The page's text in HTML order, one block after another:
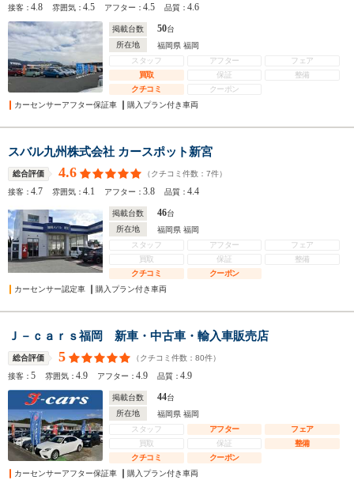
接客：4.8 雰囲気：4.5 アフター：4.5 品質：4.6
掲載台数 50台
所在地
福岡県 福岡
スタッフ
アフター
フェア
買取
保証
整備
クチコミ
クーポン
カーセンサーアフター保証車
購入プラン付き車両
スバル九州株式会社 カースポット新宮
総合評価 4.6 （クチコミ件数： 7件）
接客：4.7 雰囲気：4.1 アフター：3.8 品質：4.4
掲載台数 46台
所在地
福岡県 福岡
スタッフ
アフター
フェア
買取
保証
整備
クチコミ
クーポン
カーセンサー認定車
購入プラン付き車両
Ｊ－ｃａｒｓ福岡 新車・中古車・輸入車販売店
総合評価 5 （クチコミ件数： 80件）
接客：5 雰囲気：4.9 アフター：4.9 品質：4.9
掲載台数 44台
所在地
福岡県 福岡
スタッフ
アフター
フェア
買取
保証
整備
クチコミ
クーポン
カーセンサーアフター保証車
購入プラン付き車両